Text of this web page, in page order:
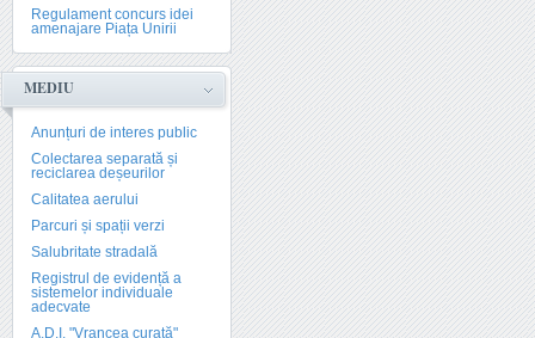
Regulament concurs idei
amenajare Piața Unirii
MEDIU
Anunțuri de interes public
Colectarea separată și
reciclarea deșeurilor
Calitatea aerului
Parcuri și spații verzi
Salubritate stradală
Registrul de evidență a
sistemelor individuale
adecvate
A.D.I. "Vrancea curată"